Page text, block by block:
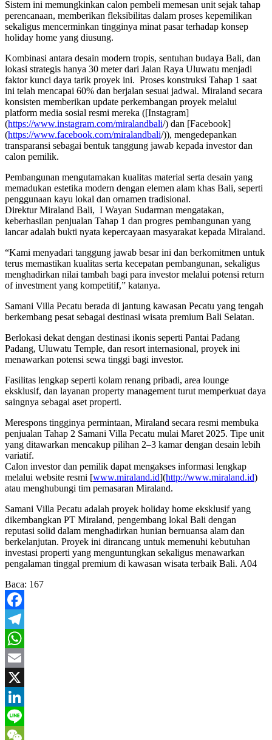
Sistem ini memungkinkan calon pembeli memesan unit sejak tahap
perencanaan, memberikan fleksibilitas dalam proses kepemilikan
sekaligus mencerminkan tingginya minat pasar terhadap konsep
holiday home yang diusung.
Kombinasi antara desain modern tropis, sentuhan budaya Bali, dan
lokasi strategis hanya 30 meter dari Jalan Raya Uluwatu menjadi
faktor kunci daya tarik proyek ini. Proses konstruksi Tahap 1 saat
ini telah mencapai 60% dan berjalan sesuai jadwal. Miraland secara
konsisten memberikan update perkembangan proyek melalui
platform media sosial resmi mereka ([Instagram]
(https://www.instagram.com/miralandbali/) dan [Facebook]
(https://www.facebook.com/miralandbali/)), mengedepankan
transparansi sebagai bentuk tanggung jawab kepada investor dan
calon pemilik.
Pembangunan mengutamakan kualitas material serta desain yang
memadukan estetika modern dengan elemen alam khas Bali, seperti
penggunaan kayu lokal dan ornamen tradisional.
Direktur Miraland Bali, I Wayan Sudarman mengatakan,
keberhasilan penjualan Tahap 1 dan progres pembangunan yang
lancar adalah bukti nyata kepercayaan masyarakat kepada Miraland.
“Kami menyadari tanggung jawab besar ini dan berkomitmen untuk
terus memastikan kualitas serta kecepatan pembangunan, sekaligus
menghadirkan nilai tambah bagi para investor melalui potensi return
of investment yang kompetitif,” katanya.
Samani Villa Pecatu berada di jantung kawasan Pecatu yang tengah
berkembang pesat sebagai destinasi wisata premium Bali Selatan.
Berlokasi dekat dengan destinasi ikonis seperti Pantai Padang
Padang, Uluwatu Temple, dan resort internasional, proyek ini
menawarkan potensi sewa tinggi bagi investor.
Fasilitas lengkap seperti kolam renang pribadi, area lounge
eksklusif, dan layanan property management turut memperkuat daya
saingnya sebagai aset properti.
Merespons tingginya permintaan, Miraland secara resmi membuka
penjualan Tahap 2 Samani Villa Pecatu mulai Maret 2025. Tipe unit
yang ditawarkan mencakup pilihan 2–3 kamar dengan desain lebih
variatif.
Calon investor dan pemilik dapat mengakses informasi lengkap
melalui website resmi [www.miraland.id](http://www.miraland.id)
atau menghubungi tim pemasaran Miraland.
Samani Villa Pecatu adalah proyek holiday home eksklusif yang
dikembangkan PT Miraland, pengembang lokal Bali dengan
reputasi solid dalam menghadirkan hunian bernuansa alam dan
berkelanjutan. Proyek ini dirancang untuk memenuhi kebutuhan
investasi properti yang menguntungkan sekaligus menawarkan
pengalaman tinggal premium di kawasan wisata terbaik Bali. A04
Baca: 167
Facebook
Telegram
WhatsApp
Email
X
LinkedIn
Line